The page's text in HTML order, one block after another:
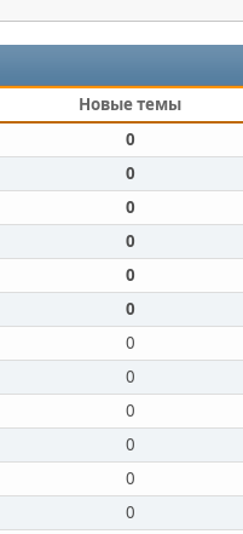
Новые темы
0
0
0
0
0
0
0
0
0
0
0
0